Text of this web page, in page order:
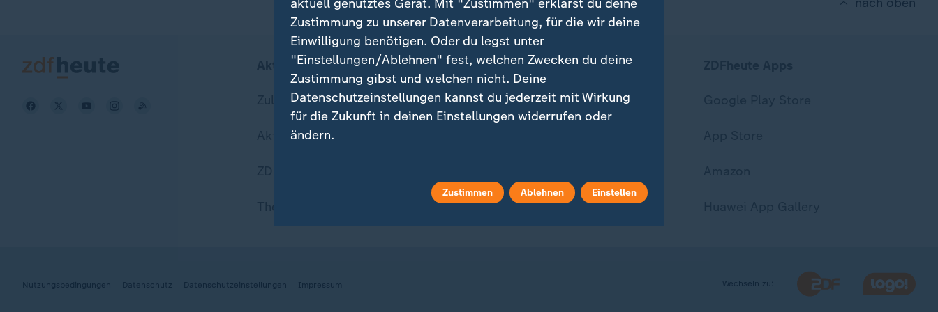
Aktuell bei ZDFheute
Zuletzt veröffentlicht
Aktuelle Sendungs-Videos
ZDFheute Update
E-Mail-Newsletter
ZDFheute Update Archiv
Nutzungsbedingungen Datenschutz Datenschutzeinstellungen Impressum Wechseln zu:
aktuell genutztes Gerät. Mit "Zustimmen" erklärst du deine
Zustimmung zu unserer Datenverarbeitung, für die wir deine
Einwilligung benötigen. Oder du legst unter
"Einstellungen/Ablehnen" fest, welchen Zwecken du deine
Zustimmung gibst und welchen nicht. Deine
Datenschutzeinstellungen kannst du jederzeit mit Wirkung
für die Zukunft in deinen Einstellungen widerrufen oder
ändern.
Weitere Informationen findest du in unserer
Zustimmen Ablehnen Einstellen